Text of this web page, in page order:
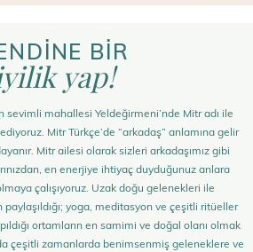
BİR
yap!
sevimli mahallesi Yeldeğirmeni’nde Mitr adı ile
Mitr Türkçe’de “arkadaş” anlamına gelir
Mitr ailesi olarak sizleri arkadaşımız gibi
en enerjiye ihtiyaç duyduğunuz anlara
çalışıyoruz. Uzak doğu gelenekleri ile
paylaşıldığı; yoga, meditasyon ve çeşitli ritüeller
ortamların en samimi ve doğal olanı olmak
çeşitli zamanlarda benimsenmiş geleneklere ve